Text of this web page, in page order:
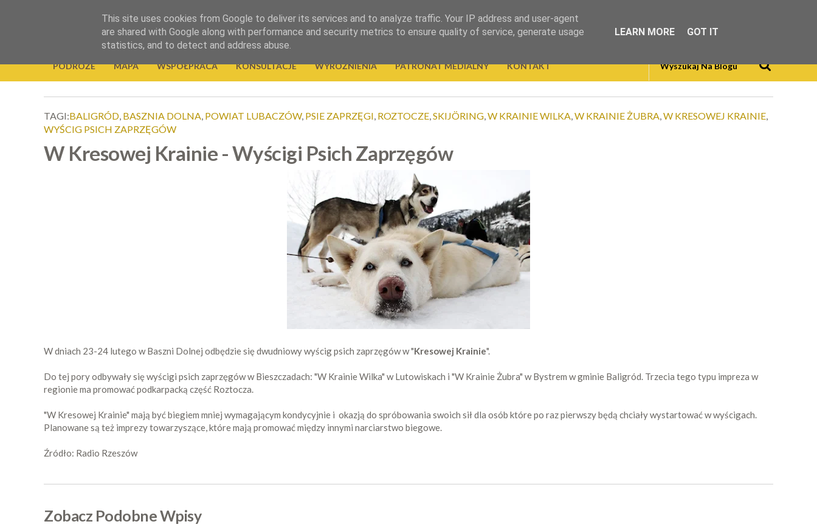
Okiem Obiektywu.
PODRÓŻE MAPA WSPÓŁPRACA KONSULTACJE WYRÓŻNIENIA PATRONAT MEDIALNY KONTAKT
TAGI:BALIGRÓD, BASZNIA DOLNA, POWIAT LUBACZÓW, PSIE ZAPRZĘGI, ROZTOCZE,SKIJÖRING,W KRAINIE WILKA,W KRAINIE ŻUBRA,W KRESOWEJ KRAINIE,
WYŚCIG PSICH ZAPRZĘGÓW
W Kresowej Krainie - Wyścigi Psich Zaprzęgów
W dniach 23-24 lutego w Baszni Dolnej odbędzie się dwudniowy wyścig psich zaprzęgów w "Kresowej Krainie".
Do tej pory odbywały się wyścigi psich zaprzęgów w Bieszczadach: "W Krainie Wilka" w Lutowiskach i "W Krainie Żubra" w Bystrem w gminie Baligród. Trzecia tego typu impreza w
regionie ma promować podkarpacką część Roztocza.
"W Kresowej Krainie" mają być biegiem mniej wymagającym kondycyjnie i okazją do spróbowania swoich sił dla osób które po raz pierwszy będą chciały wystartować w wyścigach.
Planowane są też imprezy towarzyszące, które mają promować między innymi narciarstwo biegowe.
Źródło: Radio Rzeszów
Zobacz Podobne Wpisy
This site uses cookies from Google to deliver its services and to analyze traffic. Your IP address and user-agent
are shared with Google along with performance and security metrics to ensure quality of service, generate usage
statistics, and to detect and address abuse.
LEARN MORE GOT IT